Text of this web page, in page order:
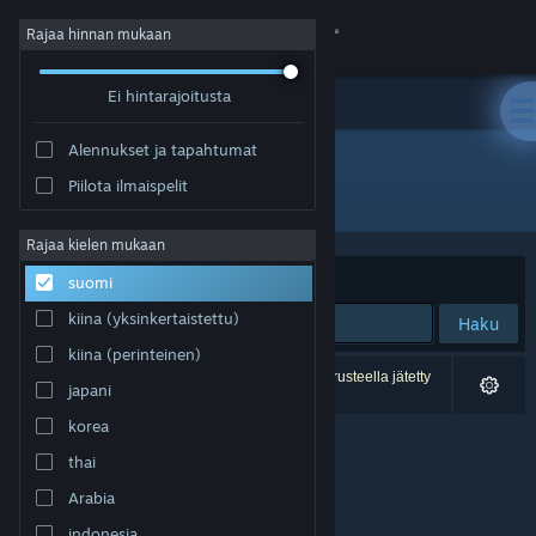
Kirjaudu sisään
Tietoa
Tuki
Vaihda kieli
Hanki Steam-mobiilisovellus
Näytä työpöytäsivusto
Rajaa hinnan mukaan
Ei hintarajoitusta
Alennukset ja tapahtumat
Piilota ilmaispelit
Rajaa kielen mukaan
suomi
kiina (yksinkertaistettu)
kiina (perinteinen)
japani
korea
thai
Arabia
Kehittäjä: SeeThrough Studios
Järjestelyperuste
Haku
0 tulosta vastaa hakuasi. 1 peli on asetustesi perusteella jätetty
pois.